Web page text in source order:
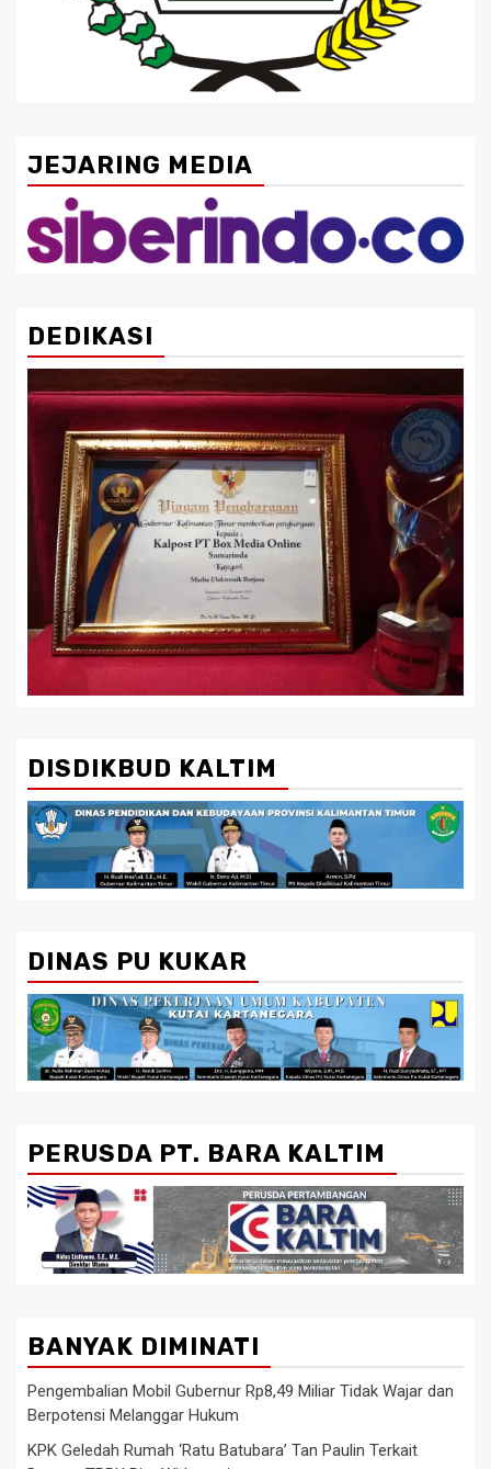
JEJARING MEDIA
DEDIKASI
DISDIKBUD KALTIM
DINAS PU KUKAR
PERUSDA PT. BARA KALTIM
BANYAK DIMINATI
Pengembalian Mobil Gubernur Rp8,49 Miliar Tidak Wajar dan
Berpotensi Melanggar Hukum
KPK Geledah Rumah ‘Ratu Batubara’ Tan Paulin Terkait